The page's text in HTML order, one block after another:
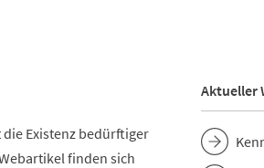
die Existenz bedürftiger
finden sich
Aktueller